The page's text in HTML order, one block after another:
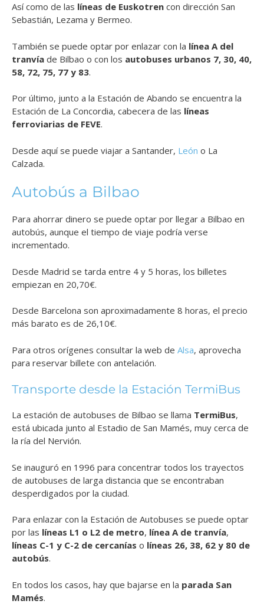
Así como de las líneas de Euskotren con dirección San
Sebastián, Lezama y Bermeo.
También se puede optar por enlazar con la línea A del
tranvía de Bilbao o con los autobuses urbanos 7, 30, 40,
58, 72, 75, 77 y 83.
Por último, junto a la Estación de Abando se encuentra la
Estación de La Concordia, cabecera de las líneas
ferroviarias de FEVE.
Desde aquí se puede viajar a Santander, León o La
Calzada.
Autobús a Bilbao
Para ahorrar dinero se puede optar por llegar a Bilbao en
autobús, aunque el tiempo de viaje podría verse
incrementado.
Desde Madrid se tarda entre 4 y 5 horas, los billetes
empiezan en 20,70€.
Desde Barcelona son aproximadamente 8 horas, el precio
más barato es de 26,10€.
Para otros orígenes consultar la web de Alsa, aprovecha
para reservar billete con antelación.
Transporte desde la Estación TermiBus
La estación de autobuses de Bilbao se llama TermiBus,
está ubicada junto al Estadio de San Mamés, muy cerca de
la ría del Nervión.
Se inauguró en 1996 para concentrar todos los trayectos
de autobuses de larga distancia que se encontraban
desperdigados por la ciudad.
Para enlazar con la Estación de Autobuses se puede optar
por las líneas L1 o L2 de metro, línea A de tranvía,
líneas C-1 y C-2 de cercanías o líneas 26, 38, 62 y 80 de
autobús.
En todos los casos, hay que bajarse en la parada San
Mamés.